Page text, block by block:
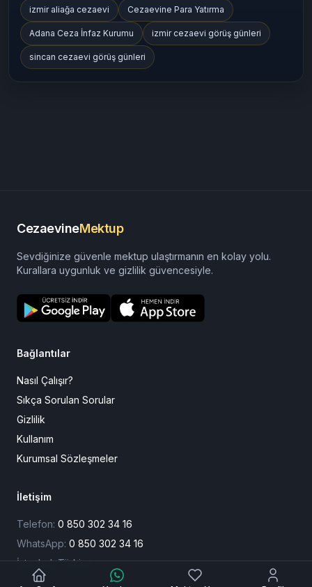
izmir aliağa cezaevi Cezaevine Para Yatırma
Adana Ceza İnfaz Kurumu izmir cezaevi görüş günleri
sincan cezaevi görüş günleri
CezaevineMektup
Sevdiğinize güvenle mektup ulaştırmanın en kolay yolu.
Kurallara uygunluk ve gizlilik güvencesiyle.
Bağlantılar
Nasıl Çalışır?
Sıkça Sorulan Sorular
Gizlilik
Kullanım
Kurumsal Sözleşmeler
İletişim
Telefon: 0 850 302 34 16
WhatsApp: 0 850 302 34 16
İstanbul, Türkiye